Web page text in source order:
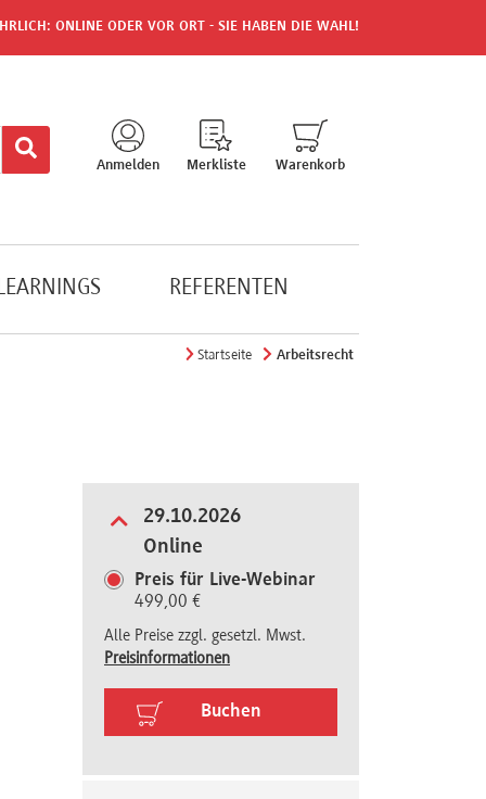
ONLINE ODER VOR ORT - SIE HABEN DIE WAHL!
Anmelden Merkliste Warenkorb
REFERENTEN
Startseite Arbeitsrecht
29.10.2026
Online
Preis für Live-Webinar
499,00 €
Alle Preise zzgl. gesetzl. Mwst.
Preisinformationen
Buchen